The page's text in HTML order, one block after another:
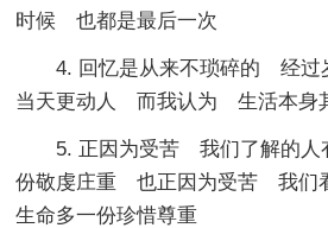
时候 也都是最后一次
4. 回忆是从来不琐碎的 经过
当天更动人 而我认为 生活本身
5. 正因为受苦 我们了解的人
份敬虔庄重 也正因为受苦 我们
生命多一份珍惜尊重